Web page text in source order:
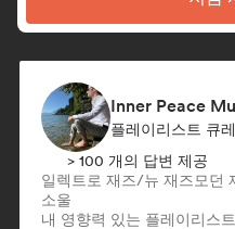
Inner Peace
플레이리스트 큐
> 100 개의 답변 제공
일렉트로 재즈/뉴 재즈모던
소울
내 영향력 있는 플레이리스